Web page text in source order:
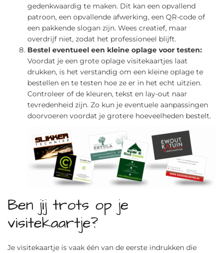
gedenkwaardig te maken. Dit kan een opvallend
patroon, een opvallende afwerking, een QR-code of
een pakkende slogan zijn. Wees creatief, maar
overdrijf niet, zodat het professioneel blijft.
Bestel eventueel een kleine oplage voor testen:
Voordat je een grote oplage visitekaartjes laat
drukken, is het verstandig om een kleine oplage te
bestellen en te testen hoe ze er in het echt uitzien.
Controleer of de kleuren, tekst en lay-out naar
tevredenheid zijn. Zo kun je eventuele aanpassingen
doorvoeren voordat je grotere hoeveelheden bestelt.
Ben jij trots op je
visitekaartje?
Je visitekaartje is vaak één van de eerste indrukken die